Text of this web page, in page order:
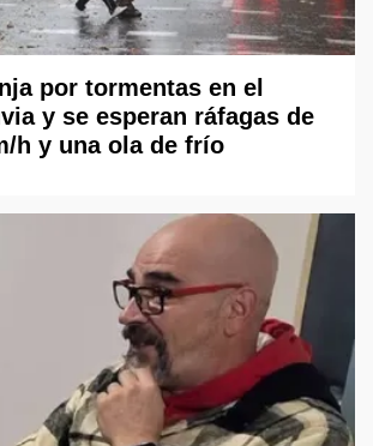
por tormentas en el
y se esperan ráfagas de
h y una ola de frío